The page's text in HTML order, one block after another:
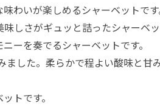
わいが楽しめるシャーベットです
しさがギュッと詰ったシャーベッ
ーを奏でるシャーベットです。
した。柔らかで程よい酸味と甘
トです。